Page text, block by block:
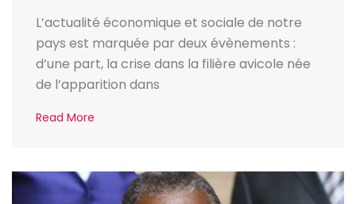
L’actualité économique et sociale de notre
pays est marquée par deux évènements :
d’une part, la crise dans la filière avicole née
de l’apparition dans
Read More